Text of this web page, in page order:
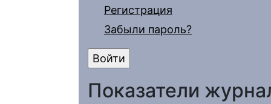
Регистрация
Забыли пароль?
Показатели